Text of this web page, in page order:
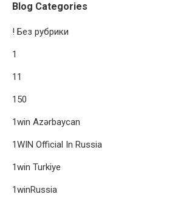
Blog Categories
! Без рубрики
1
11
150
1win Azərbaycan
1WIN Official In Russia
1win Turkiye
1winRussia